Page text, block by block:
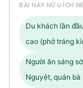
BÀI NÀY HỮU ÍCH
Du khách lần
cao (phở tráng
Người ăn sáng
Nguyệt, quán bà